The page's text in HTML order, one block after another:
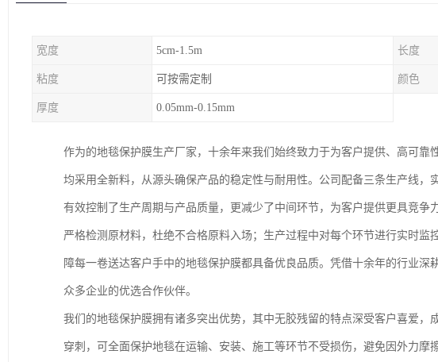
宽度 5cm-1.5m 长度
粘度 可按需定制 颜色
厚度 0.05mm-0.15mm
作为的地毯保护膜生产厂家，十余年来我们始终致力于为客户提供、高可
均采用全新料，从源头确保产品的稳定性与耐用性。公司配备三条生产线
有效控制了生产周期与产品质量，更减少了中间环节，为客户提供更具竞
严格检测原材料，杜绝不合格原料入场；生产过程中对每个环节进行实时
障每一卷送达客户手中的地毯保护膜都具备优良品质。凭借十余年的行业
众多企业的优选合作伙伴。
我们的地毯保护膜拥有诸多突出优势，其中无胶残留的特点深受客户喜爱
穿刺，可全面保护地毯在运输、安装、施工等环节不受损伤，避免因外力